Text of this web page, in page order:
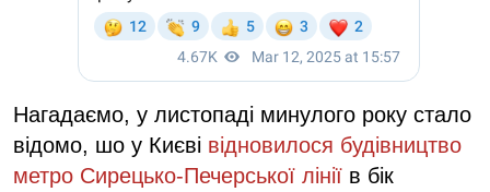
Нагадаємо, у листопаді минулого року стало
відомо, шо у Києві відновилося будівництво
метро Сирецько-Печерської лінії в бік